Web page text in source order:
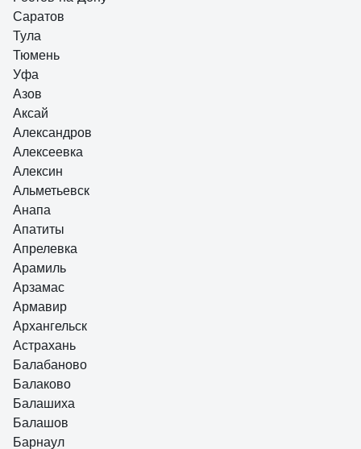
Саратов
Тула
Тюмень
Уфа
Азов
Аксай
Александров
Алексеевка
Алексин
Альметьевск
Анапа
Апатиты
Апрелевка
Арамиль
Арзамас
Армавир
Архангельск
Астрахань
Балабаново
Балаково
Балашиха
Балашов
Барнаул